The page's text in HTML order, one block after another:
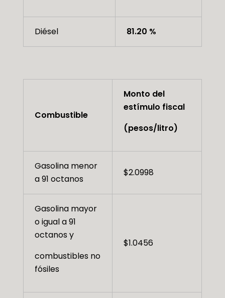
Diésel 81.20 %
Combustible
Monto del
estímulo fiscal
(pesos/litro)
Gasolina menor
a 91 octanos
$2.0998
Gasolina mayor
o igual a 91
octanos y
combustibles no
fósiles
$1.0456